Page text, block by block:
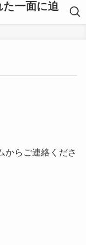
一面に迫
からご連絡くださ